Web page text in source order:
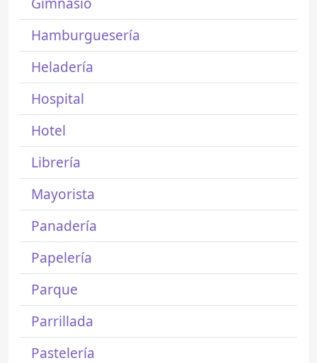
Hamburguesería
Heladería
Hospital
Hotel
Librería
Mayorista
Panadería
Papelería
Parque
Parrillada
Pastelería